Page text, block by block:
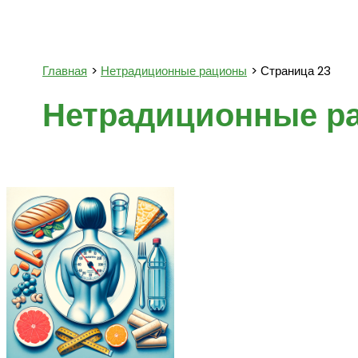
Главная Нетрадиционные рационы Страница 23
Нетрадиционные